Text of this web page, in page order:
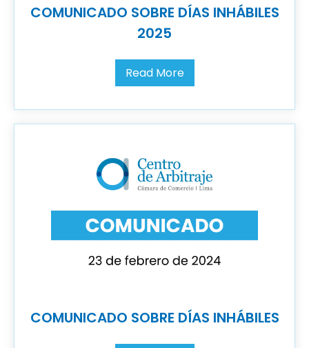
COMUNICADO SOBRE DÍAS INHÁBILES
2025
Read More
COMUNICADO SOBRE DÍAS INHÁBILES